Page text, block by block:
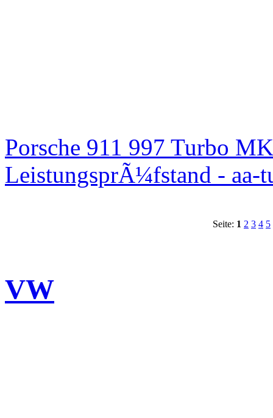
Porsche 911 997 Turbo
LeistungsprÃ¼fstand - aa-
Seite: 1 2 3 4 5
VW